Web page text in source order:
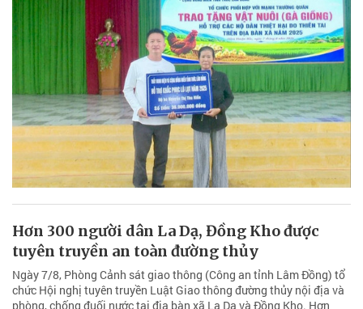
Hơn 300 người dân La Dạ, Đồng Kho được
tuyên truyền an toàn đường thủy
Ngày 7/8, Phòng Cảnh sát giao thông (Công an tỉnh Lâm Đồng) tổ
chức Hội nghị tuyên truyền Luật Giao thông đường thủy nội địa và
phòng, chống đuối nước tại địa bàn xã La Dạ và Đồng Kho. Hơn